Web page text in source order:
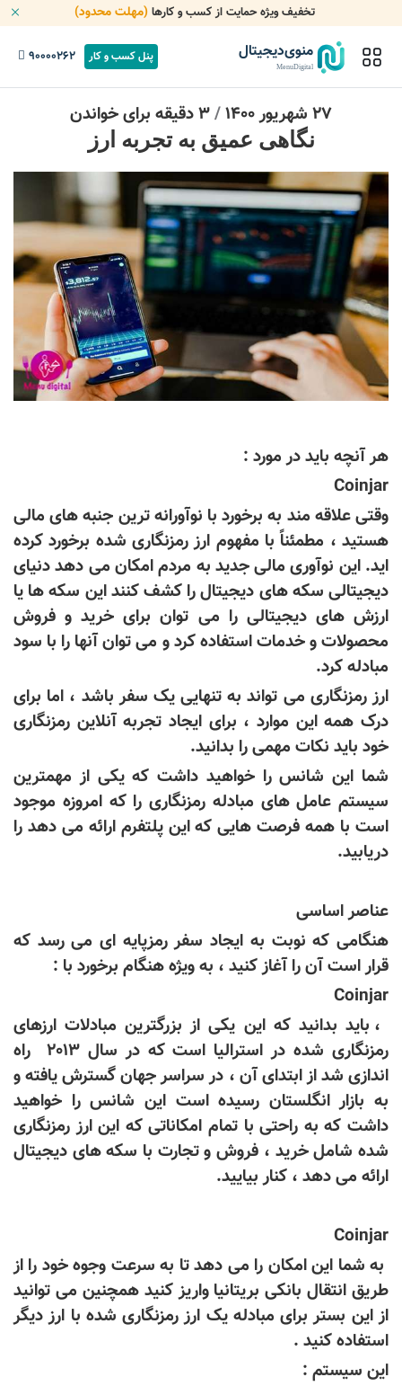
تخفیف ویژه حمایت از کسب و کارها(مهلت محدود)
منوی‌دیجیتال
MenuDigital
پنل کسب و کار 90000262
27 شهریور 1400 /3 دقیقه برای خواندن
نگاهی عمیق به تجربه ارز
هر آنچه باید در مورد :
Coinjar
وقتی علاقه مند به برخورد با نوآورانه ترین جنبه های مالی
هستید ، مطمئناً با مفهوم ارز رمزنگاری شده برخورد کرده
اید. این نوآوری مالی جدید به مردم امکان می دهد دنیای
دیجیتالی سکه های دیجیتال را کشف کنند این سکه ها یا
ارزش های دیجیتالی را می توان برای خرید و فروش
محصولات و خدمات استفاده کرد و می توان آنها را با سود
مبادله کرد.
ارز رمزنگاری می تواند به تنهایی یک سفر باشد ، اما برای
درک همه این موارد ، برای ایجاد تجربه آنلاین رمزنگاری
خود باید نکات مهمی را بدانید.
شما این شانس را خواهید داشت که یکی از مهمترین
سیستم عامل های مبادله رمزنگاری را که امروزه موجود
است با همه فرصت هایی که این پلتفرم ارائه می دهد را
دریابید.
عناصر اساسی
هنگامی که نوبت به ایجاد سفر رمزپایه ای می رسد که
قرار است آن را آغاز کنید ، به ویژه هنگام برخورد با :
Coinjar
، باید بدانید که این یکی از بزرگترین مبادلات ارزهای
رمزنگاری شده در استرالیا است که در سال 2013 راه
اندازی شد از ابتدای آن ، در سراسر جهان گسترش یافته و
به بازار انگلستان رسیده است این شانس را خواهید
داشت که به راحتی با تمام امکاناتی که این ارز رمزنگاری
شده شامل خرید ، فروش و تجارت با سکه های دیجیتال
ارائه می دهد ، کنار بیایید.
Coinjar
به شما این امکان را می دهد تا به سرعت وجوه خود را از
طریق انتقال بانکی بریتانیا واریز کنید همچنین می توانید
از این بستر برای مبادله یک ارز رمزنگاری شده با ارز دیگر
استفاده کنید .
این سیستم :